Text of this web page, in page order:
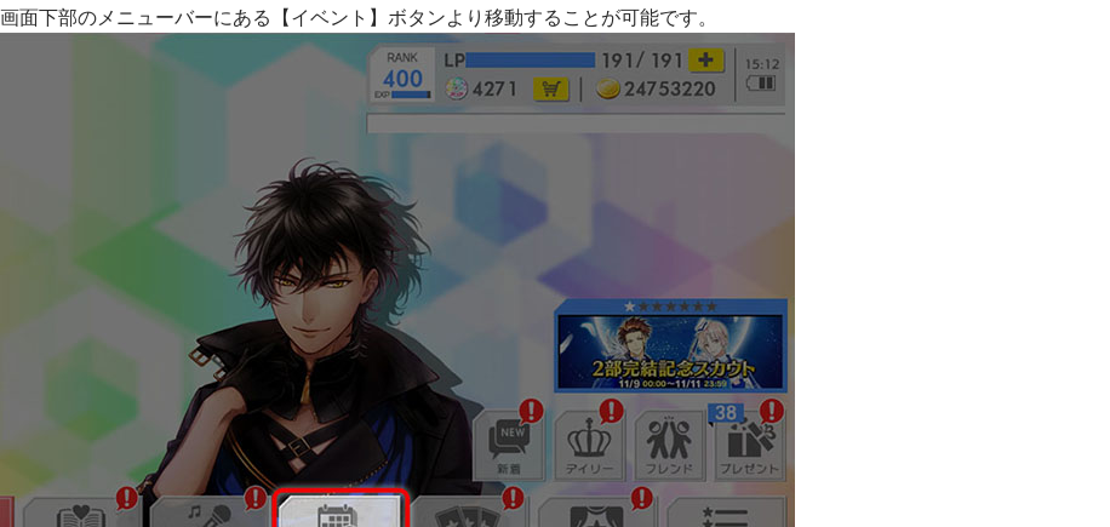
面下部のメニューバーにある【イベント】ボタンより移動することが可能です。